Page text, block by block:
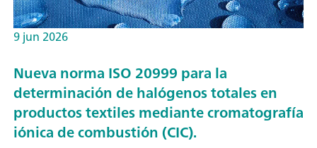
9 jun 2026
Nueva norma ISO 20999 para la
determinación de halógenos totales en
productos textiles mediante cromatografía
iónica de combustión (CIC).